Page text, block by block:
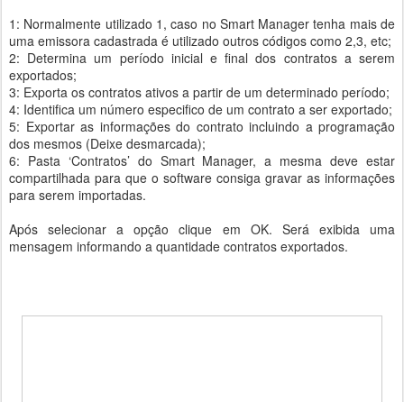
1: Normalmente utilizado 1, caso no Smart Manager tenha mais de
uma emissora cadastrada é utilizado outros códigos como 2,3, etc;
2: Determina um período inicial e final dos contratos a serem
exportados;
3: Exporta os contratos ativos a partir de um determinado período;
4: Identifica um número especifico de um contrato a ser exportado;
5: Exportar as informações do contrato incluindo a programação
dos mesmos (Deixe desmarcada);
6: Pasta ‘Contratos’ do Smart Manager, a mesma deve estar
compartilhada para que o software consiga gravar as informações
para serem importadas.
Após selecionar a opção clique em OK. Será exibida uma
mensagem informando a quantidade contratos exportados.